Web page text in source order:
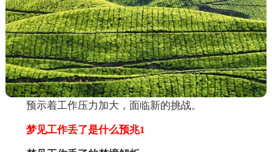
预示着工作压力加大，面临新的挑战。
梦见工作丢了是什么预兆1